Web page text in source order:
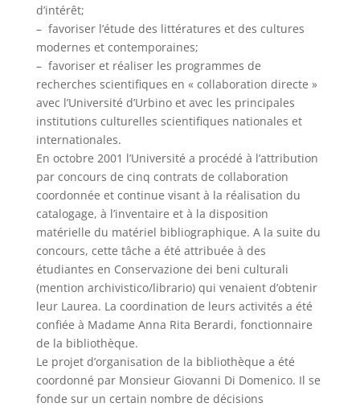
d’intérêt;
– favoriser l’étude des littératures et des cultures
modernes et contemporaines;
– favoriser et réaliser les programmes de
recherches scientifiques en « collaboration directe »
avec l’Université d’Urbino et avec les principales
institutions culturelles scientifiques nationales et
internationales.
En octobre 2001 l’Université a procédé à l’attribution
par concours de cinq contrats de collaboration
coordonnée et continue visant à la réalisation du
catalogage, à l’inventaire et à la disposition
matérielle du matériel bibliographique. A la suite du
concours, cette tâche a été attribuée à des
étudiantes en Conservazione dei beni culturali
(mention archivistico/librario) qui venaient d’obtenir
leur Laurea. La coordination de leurs activités a été
confiée à Madame Anna Rita Berardi, fonctionnaire
de la bibliothèque.
Le projet d’organisation de la bibliothèque a été
coordonné par Monsieur Giovanni Di Domenico. Il se
fonde sur un certain nombre de décisions